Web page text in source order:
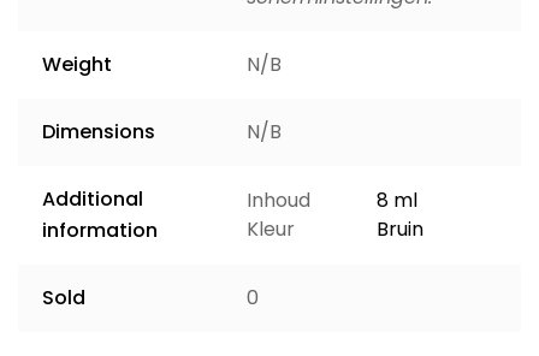
Weight N/B
Dimensions N/B
Additional
information
Inhoud
8 ml
Kleur
Bruin
Sold 0